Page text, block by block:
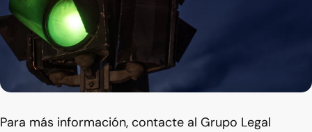
Para más información, contacte al Grupo Legal